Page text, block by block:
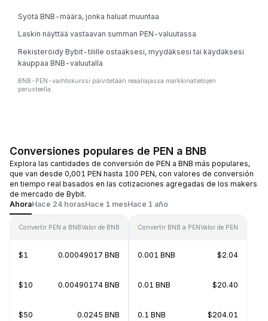
Syötä BNB-määrä, jonka haluat muuntaa
Laskin näyttää vastaavan summan PEN-valuutassa
Rekisteröidy Bybit-tilille ostaaksesi, myydäksesi tai käydäksesi
kauppaa BNB-valuutalla
BNB-PEN-vaihtokurssi päivitetään reaaliajassa markkinatietojen
perusteella.
Conversiones populares de PEN a BNB
Explora las cantidades de conversión de PEN a BNB más populares,
que van desde 0,001 PEN hasta 100 PEN, con valores de conversión
en tiempo real basados en las cotizaciones agregadas de los makers
de mercado de Bybit.
AhoraHace 24 horasHace 1 mesHace 1 año
Convertir PEN a BNBValor de BNB
$1 0.00049017 BNB
$10 0.00490174 BNB
$50 0.0245 BNB
Convertir BNB a PENValor de PEN
0.001 BNB $2.04
0.01 BNB $20.40
0.1 BNB $204.01